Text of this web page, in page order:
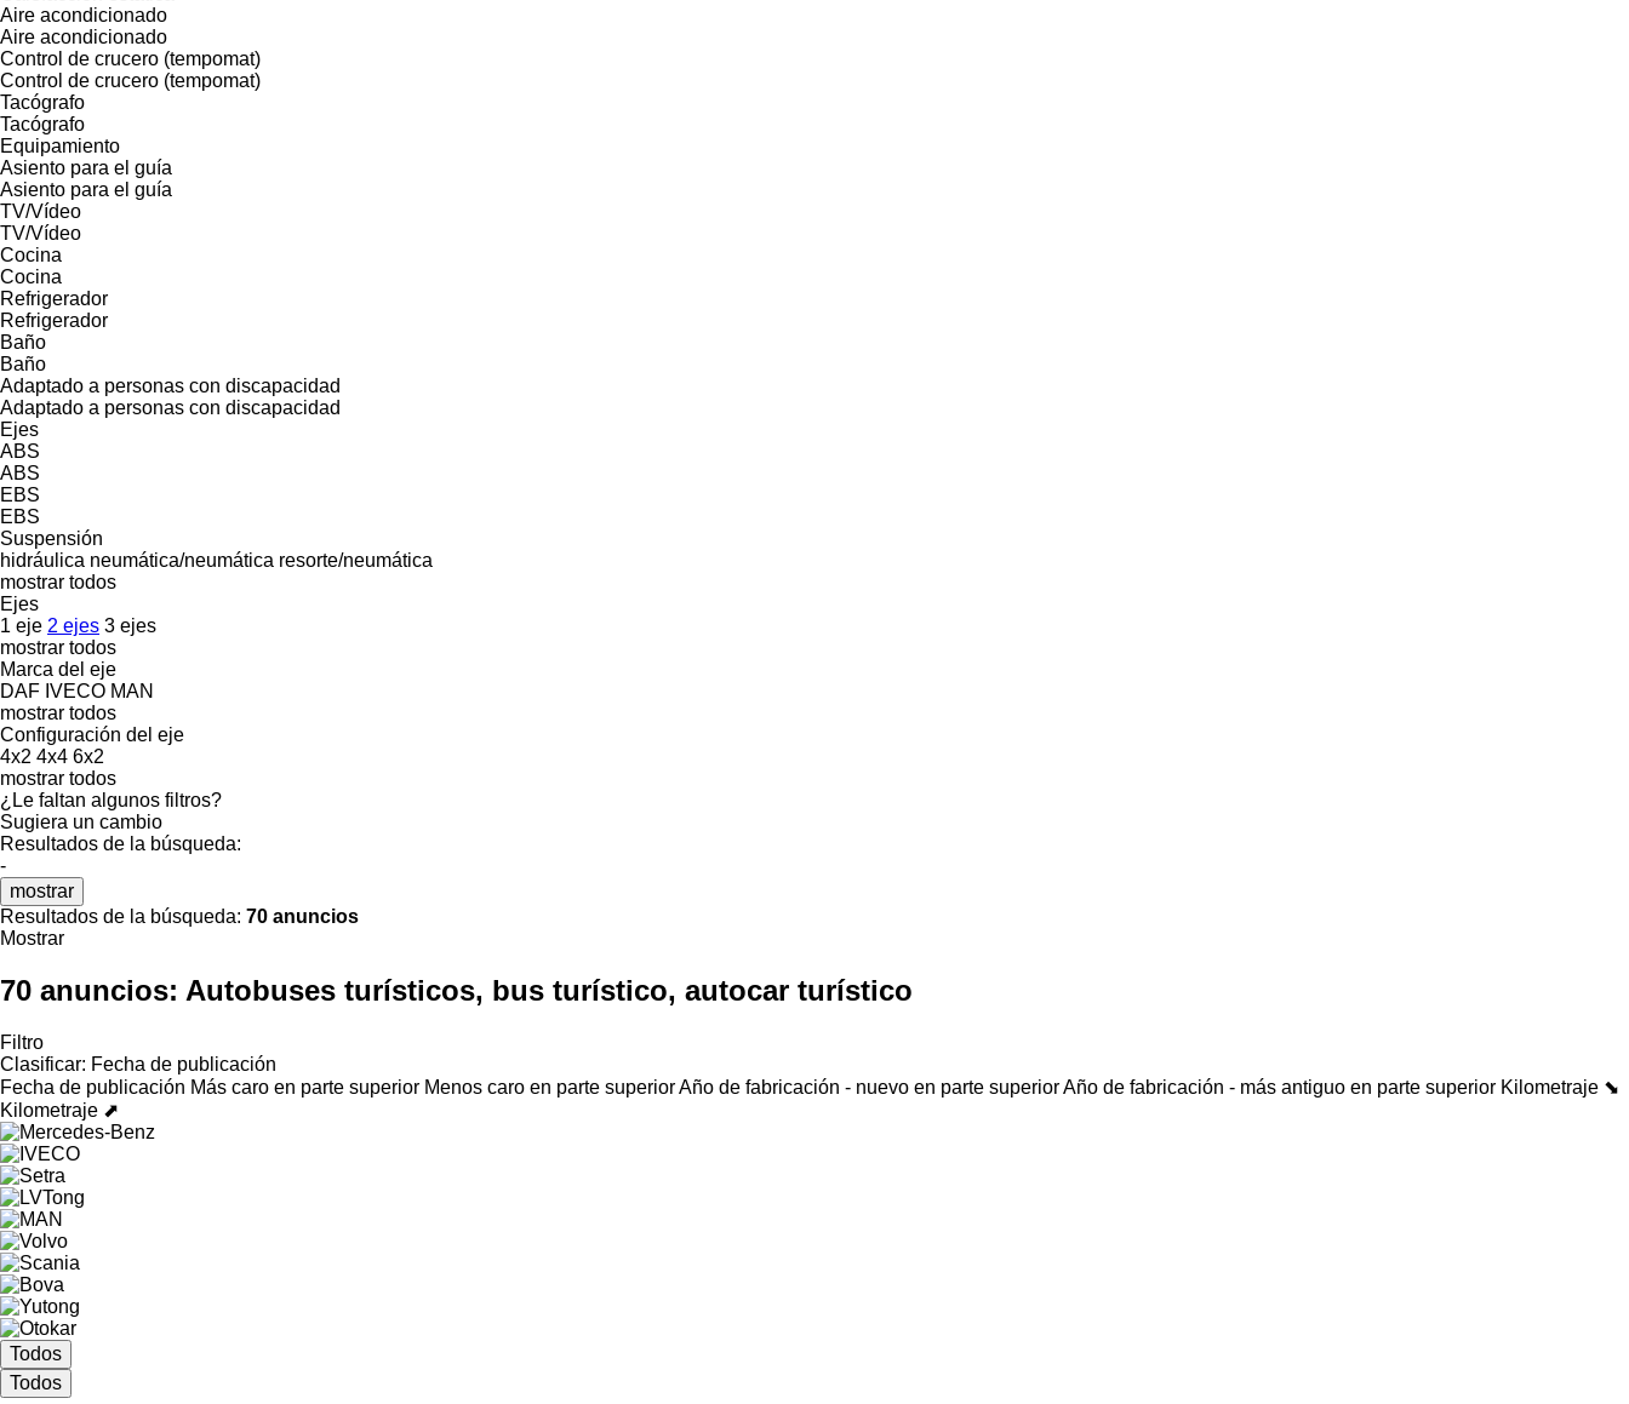
Aire acondicionado
Aire acondicionado
Control de crucero (tempomat)
Control de crucero (tempomat)
Tacógrafo
Tacógrafo
Equipamiento
Asiento para el guía
Asiento para el guía
TV/Vídeo
TV/Vídeo
Cocina
Cocina
Refrigerador
Refrigerador
Baño
Baño
Adaptado a personas con discapacidad
Adaptado a personas con discapacidad
Ejes
ABS
ABS
EBS
EBS
Suspensión
hidráulica neumática/neumática resorte/neumática
mostrar todos
Ejes
1 eje 2 ejes 3 ejes
mostrar todos
Marca del eje
DAF IVECO MAN
mostrar todos
Configuración del eje
4x2 4x4 6x2
mostrar todos
¿Le faltan algunos filtros?
Sugiera un cambio
Resultados de la búsqueda:
-
mostrar
Resultados de la búsqueda: 70 anuncios
Mostrar
70 anuncios: Autobuses turísticos, bus turístico, autocar turístico
Filtro
Clasificar: Fecha de publicación
Fecha de publicación Más caro en parte superior Menos caro en parte superiorAño de fabricación - nuevo en parte superiorAño de fabricación - más antiguo en parte superior Kilometraje ⬊
Kilometraje ⬈
Todos
Todos